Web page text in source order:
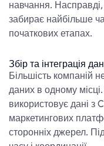
навчання.
забирає найбільше
початкових етапах.
Збір та інтеграція
Більшість компаній
даних в одному
використовує дані з
маркетингових
сторонніх джерел.